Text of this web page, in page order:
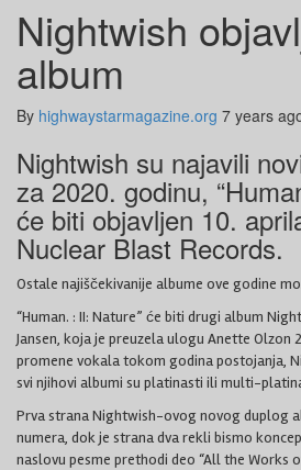
Nightwish
album
By highwaystarmagazine.org 7 years
Nightwish su najavili
za 2020. godinu,
će biti objavljen 10.
Nuclear Blast Records.
Ostale najiščekivanije albume ove godine
“Human. : II: Nature” će biti drugi album
Jansen, koja je preuzela ulogu Anette Olzon
promene vokala tokom godina postojanja,
svi njihovi albumi su platinasti ili multi-
Prva strana Nightwish-ovog novog duplog
numera, dok je strana dva rekli bismo
naslovu pesme prethodi deo “All the Works